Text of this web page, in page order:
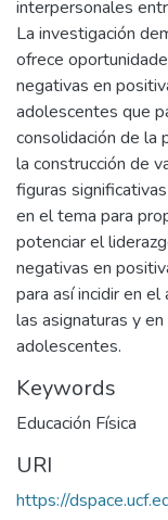
interpersonales
La investigación
ofrece
negativas en
adolescentes que
consolidación de la
la construcción de
figuras
en el tema para
potenciar el
negativas en
para así incidir en
las asignaturas y
adolescentes.
Keywords
Educación Física
URI
https://